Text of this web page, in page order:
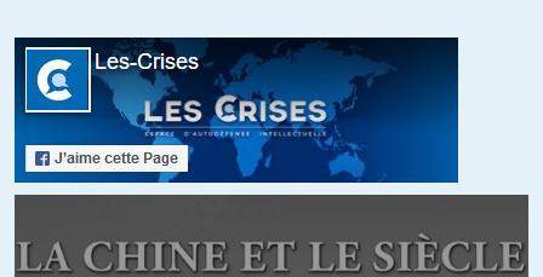
vaseux, contradictoires, pour justifier telle ou telle position hypocrite
antimachin ou antitrucmuche. Dans un pays qui s’inscrit dans une
histoire et qui aspire à la paix qui respectent les autres nations,
comme il demande à être lui-même respecté. Y en-a-t-il un? Oui, c’est
la Russie. Celle qu’on veut abattre pour les raisons évoquées ci-
+33 ALERTER